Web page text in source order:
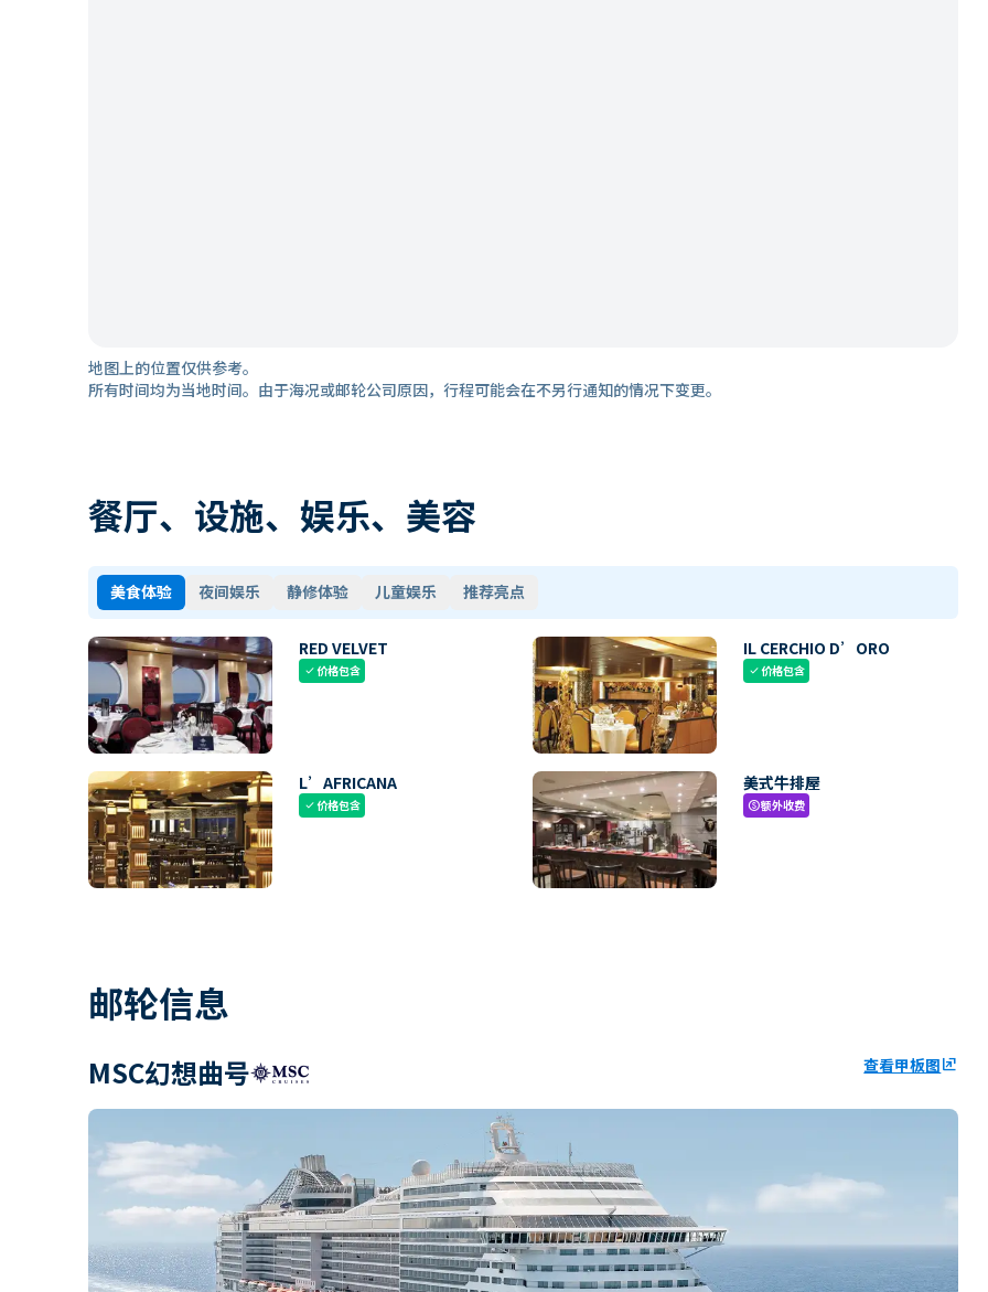
地图上的位置仅供参考。
所有时间均为当地时间。由于海况或邮轮公司原因，行程可能会在不另行通知的情况下变更。
餐厅、设施、娱乐、美容
美食体验 夜间娱乐 静修体验 儿童娱乐 推荐亮点
RED VELVET
check价格包含
IL CERCHIO D’ORO
check价格包含
L’AFRICANA
check价格包含
美式牛排屋
paid额外收费
邮轮信息
MSC幻想曲号 查看甲板图ungroup